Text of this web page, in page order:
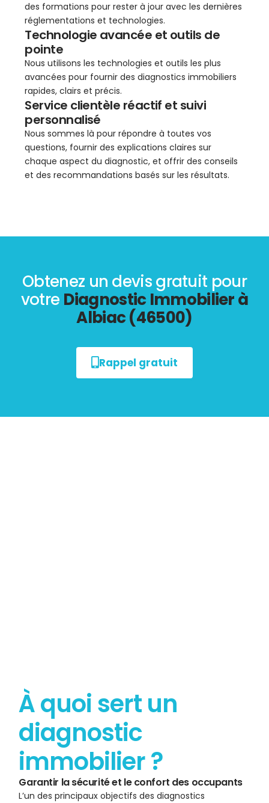
des formations pour rester à jour avec les dernières
réglementations et technologies.
Technologie avancée et outils de
pointe
Nous utilisons les technologies et outils les plus
avancées pour fournir des diagnostics immobiliers
rapides, clairs et précis.
Service clientèle réactif et suivi
personnalisé
Nous sommes là pour répondre à toutes vos
questions, fournir des explications claires sur
chaque aspect du diagnostic, et offrir des conseils
et des recommandations basés sur les résultats.
Obtenez un devis gratuit pour
votre Diagnostic Immobilier à
Albiac (46500)
Rappel gratuit
À quoi sert un
diagnostic
immobilier ?
Garantir la sécurité et le confort des occupants
L’un des principaux objectifs des diagnostics